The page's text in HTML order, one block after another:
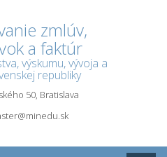
zmlúv,
a faktúr
výskumu, vývoja a
republiky
50, Bratislava